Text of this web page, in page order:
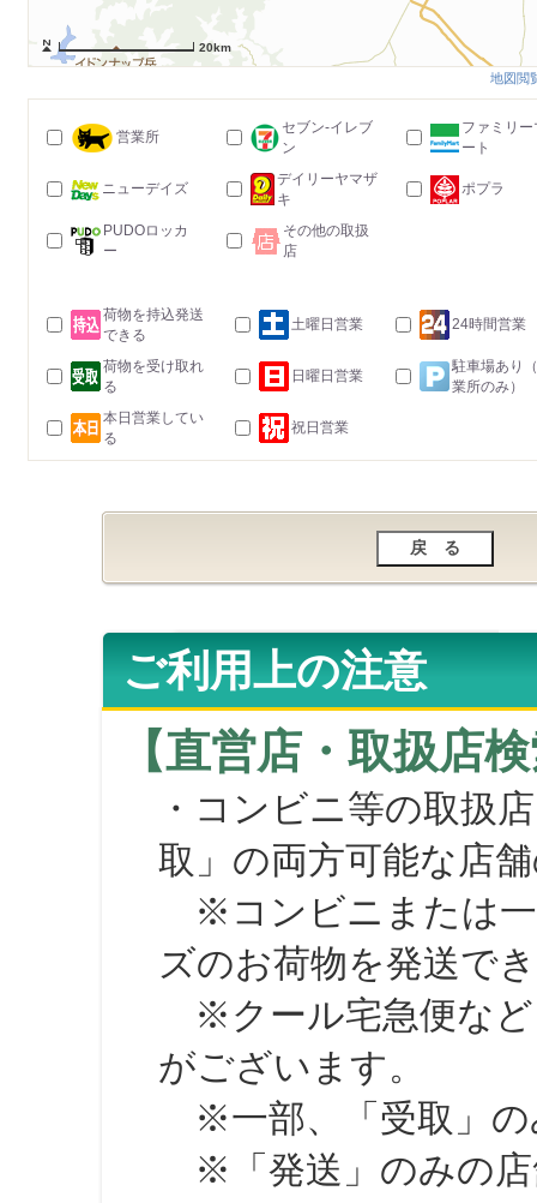
20km
地図閲
営業所
セブン-イレブ
ン
ファミリー
ート
ニューデイズ
デイリーヤマザ
キ
ポプラ
PUDOロッカ
ー
その他の取扱
店
荷物を持込発送
できる
土曜日営業 24時間営業
荷物を受け取れ
る
日曜日営業
駐車場あり
業所のみ）
本日営業してい
る
祝日営業
ご利用上の注意
【直営店・取扱店
・コンビニ等の取扱
取」の両方可能な店
※コンビニまたは一
ズのお荷物を発送で
※クール宅急便など
がございます。
※一部、「受取」の
※「発送」のみの店